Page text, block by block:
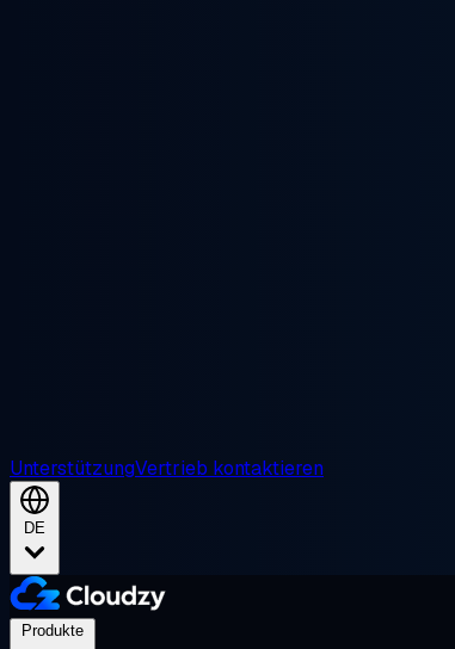
UnterstützungVertrieb kontaktieren
DE